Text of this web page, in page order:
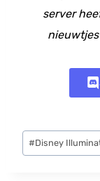
server
Bericht
tags:
#Disney